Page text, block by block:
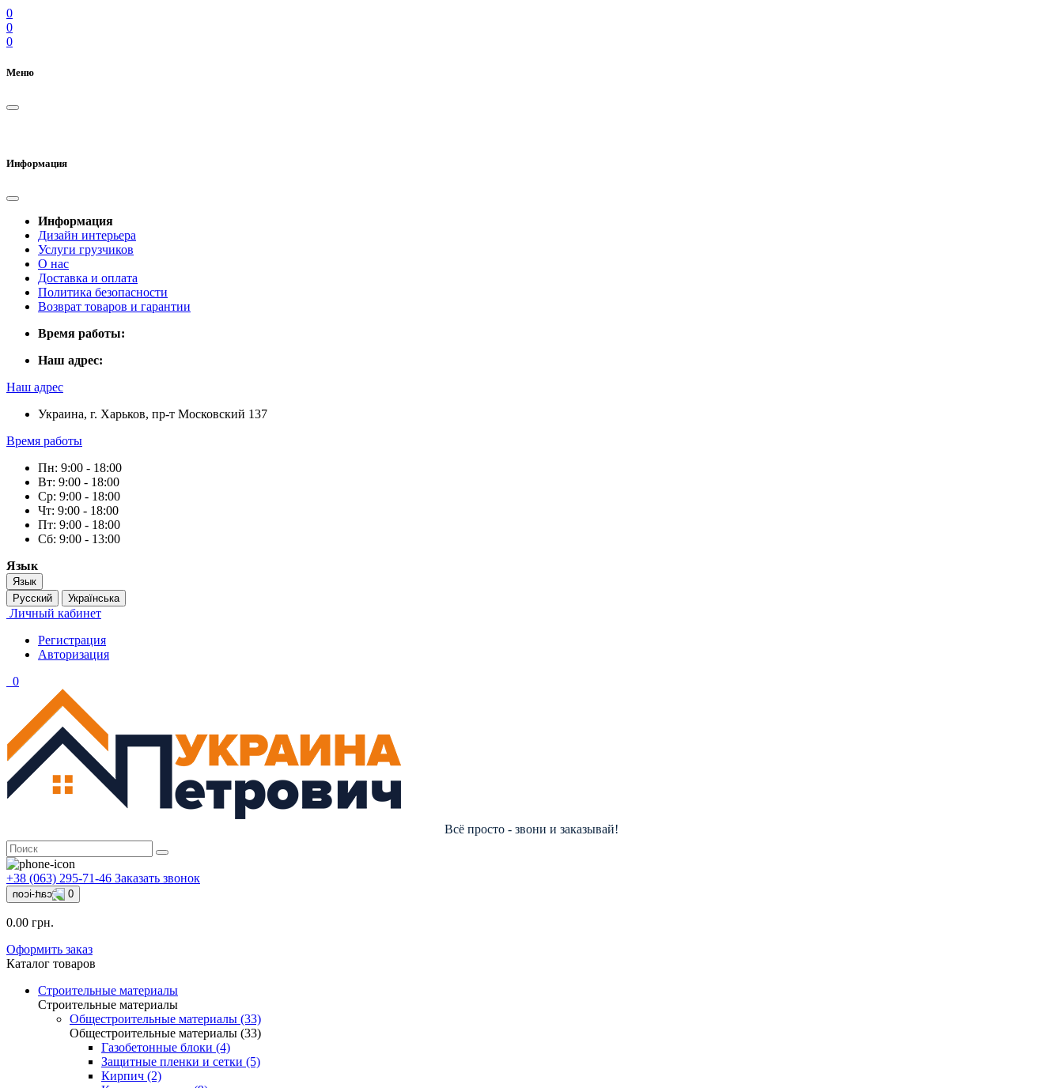
0
0
0
Меню
Информация
Информация
Дизайн интерьера
Услуги грузчиков
О нас
Доставка и оплата
Политика безопасности
Возврат товаров и гарантии
Время работы:
Наш адрес:
Наш адрес
Украина, г. Харьков, пр-т Московский 137
Время работы
Пн: 9:00 - 18:00
Вт: 9:00 - 18:00
Ср: 9:00 - 18:00
Чт: 9:00 - 18:00
Пт: 9:00 - 18:00
Сб: 9:00 - 13:00
Язык
Язык
Русский
Українська
Личный кабинет
Регистрация
Авторизация
0
Всё просто - звони и заказывай!
+38 (063) 295-71-46 Заказать звонок
0
0.00 грн.
Оформить заказ
Каталог товаров
Строительные материалы
Строительные материалы
Общестроительные материалы (33)
Общестроительные материалы (33)
Газобетонные блоки (4)
Защитные пленки и сетки (5)
Кирпич (2)